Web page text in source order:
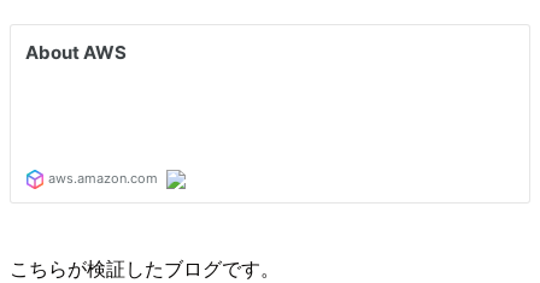
こちらが検証したブログです。